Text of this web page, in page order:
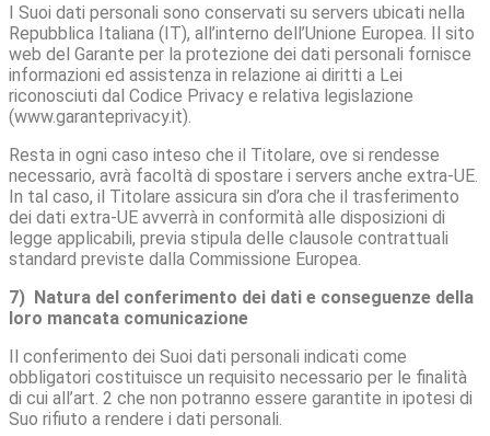
I Suoi dati personali sono conservati su servers ubicati nella
Repubblica Italiana (IT), all’interno dell’Unione Europea. Il sito
web del Garante per la protezione dei dati personali fornisce
informazioni ed assistenza in relazione ai diritti a Lei
riconosciuti dal Codice Privacy e relativa legislazione
(www.garanteprivacy.it).
Resta in ogni caso inteso che il Titolare, ove si rendesse
necessario, avrà facoltà di spostare i servers anche extra-UE.
In tal caso, il Titolare assicura sin d’ora che il trasferimento
dei dati extra-UE avverrà in conformità alle disposizioni di
legge applicabili, previa stipula delle clausole contrattuali
standard previste dalla Commissione Europea.
7) Natura del conferimento dei dati e conseguenze della
loro mancata comunicazione
Il conferimento dei Suoi dati personali indicati come
obbligatori costituisce un requisito necessario per le finalità
di cui all’art. 2 che non potranno essere garantite in ipotesi di
Suo rifiuto a rendere i dati personali.